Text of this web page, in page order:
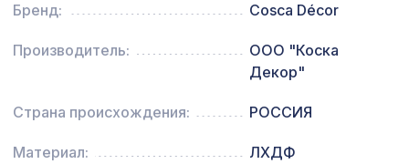
Ван Гог, 0,91 x 5,5 м
Перфорированная панель ДЕДАЛО,
1000х680мм, ХДФ, без отделки
Бренд: Cosca Décor
Производитель:
ООО "Коска
Декор"
Страна происхождения: РОССИЯ
Материал: ЛХДФ